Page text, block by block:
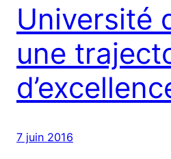
Université
une
7 juin 2016